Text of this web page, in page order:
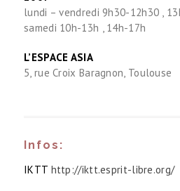
lundi – vendredi 9h30-12h30 ,
samedi 10h-13h , 14h-17h
L’ESPACE ASIA
5, rue Croix Baragnon, Toulouse
Infos:
IKTT http://iktt.esprit-libre.org/